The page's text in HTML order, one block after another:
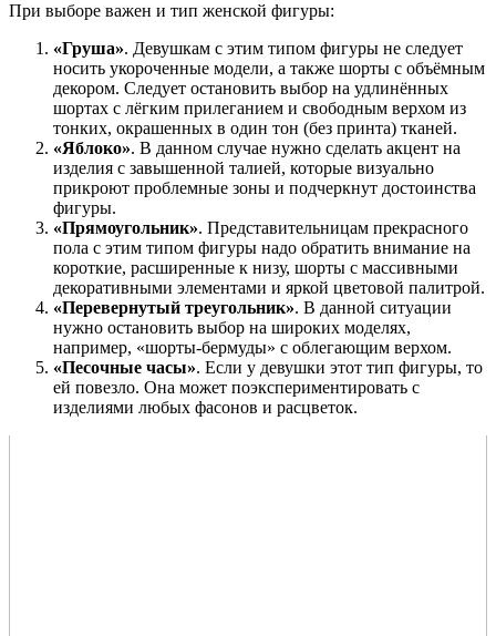
При выборе важен и тип женской фигуры:
«Груша». Девушкам с этим типом фигуры не следует
носить укороченные модели, а также шорты с объёмным
декором. Следует остановить выбор на удлинённых
шортах с лёгким прилеганием и свободным верхом из
тонких, окрашенных в один тон (без принта) тканей.
«Яблоко». В данном случае нужно сделать акцент на
изделия с завышенной талией, которые визуально
прикроют проблемные зоны и подчеркнут достоинства
фигуры.
«Прямоугольник». Представительницам прекрасного
пола с этим типом фигуры надо обратить внимание на
короткие, расширенные к низу, шорты с массивными
декоративными элементами и яркой цветовой палитрой.
«Перевернутый треугольник». В данной ситуации
нужно остановить выбор на широких моделях,
например, «шорты-бермуды» с облегающим верхом.
«Песочные часы». Если у девушки этот тип фигуры, то
ей повезло. Она может поэкспериментировать с
изделиями любых фасонов и расцветок.